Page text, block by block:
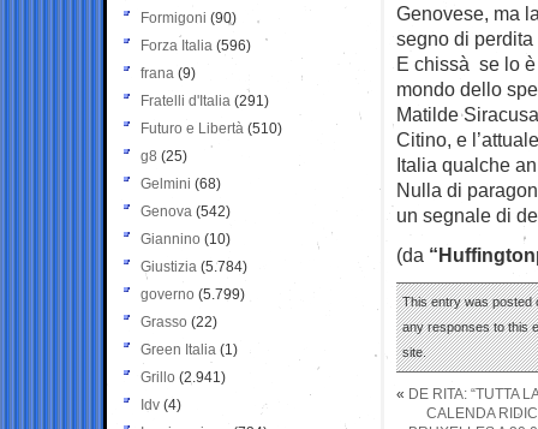
Genovese, ma
segno di perdita
E chissà se lo
mondo dello
Matilde
Citino, e
Italia qualche
Nulla di
un segnale di
(da
This entry was posted
any responses to this
site.
« DE RITA: “TUTTA
CALENDA
Formigoni (90)
Forza Italia (596)
frana (9)
Fratelli d'Italia (291)
Futuro e Libertà (510)
g8 (25)
Gelmini (68)
Genova (542)
Giannino (10)
Giustizia (5.784)
governo (5.799)
Grasso (22)
Green Italia (1)
Grillo (2.941)
Idv (4)